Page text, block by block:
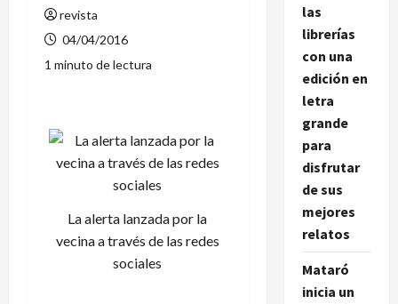
revista
04/04/2016
1 minuto de lectura
La alerta lanzada por la
vecina a través de las redes
sociales
las
librerías
con una
edición en
letra
grande
para
disfrutar
de sus
mejores
relatos
Mataró
inicia un